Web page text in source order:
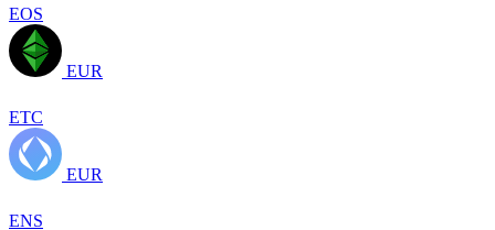
EOS
EUR
ETC
EUR
ENS